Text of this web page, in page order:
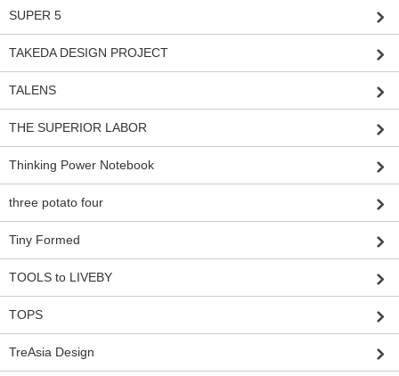
SUPER 5
TAKEDA DESIGN PROJECT
TALENS
THE SUPERIOR LABOR
Thinking Power Notebook
three potato four
Tiny Formed
TOOLS to LIVEBY
TOPS
TreAsia Design